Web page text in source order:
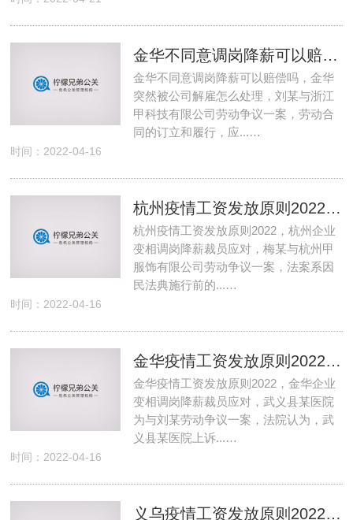
金华不同意调岗降薪可以赔偿吗 金华突然被公司解雇怎么处理
金华不同意调岗降薪可以赔偿吗，金华
突然被公司解雇怎么处理，刘某与浙江
甲科技有限公司劳动争议一案，劳动合
同的订立和履行，应...…
时间：2022-04-16
杭州疫情工资发放原则2022 杭州企业变相调岗降薪裁员应对
杭州疫情工资发放原则2022，杭州企业
变相调岗降薪裁员应对，梅某与杭州甲
服饰有限公司劳动争议一案，法案系因
民法典施行前的...…
时间：2022-04-16
金华疫情工资发放原则2022 金华企业变相调岗降薪裁员应对
金华疫情工资发放原则2022，金华企业
变相调岗降薪裁员应对，武义县某医院
为与刘某劳动争议一案，法院认为，武
义县某医院上诉...…
时间：2022-04-16
义乌疫情工资发放原则2022 义乌企业变相调岗降薪裁员应对